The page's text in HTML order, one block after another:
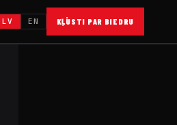
LV EN KĻŪSTI PAR BIEDRU